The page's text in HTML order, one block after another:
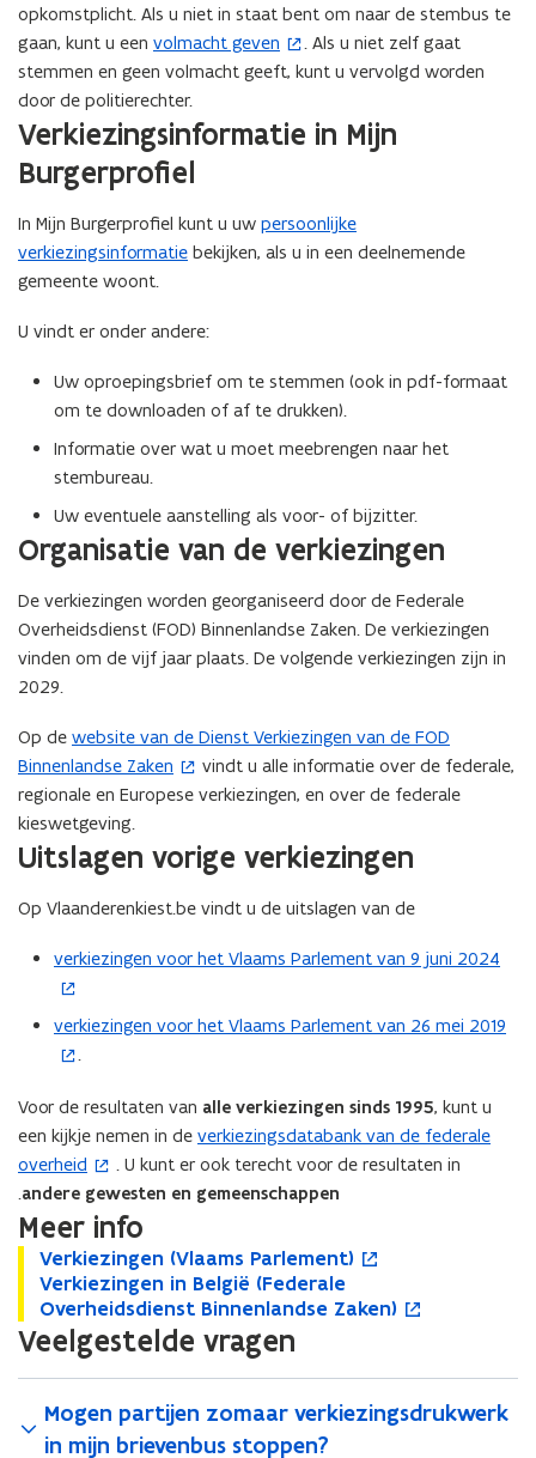
n
t
i
n
n
e
u
w
v
n
t
e
opkomstplicht. Als u niet in staat bent om naar de stembus te
gaan, kunt u een volmacht geven
(
o
p
e
n
t
i
n
n
e
w
v
e
e
)
. Als u niet zelf gaat
stemmen en geen volmacht geeft, kunt u vervolgd worden
door de politierechter.
Verkiezingsinformatie in Mijn
Burgerprofiel
In Mijn Burgerprofiel kunt u uw persoonlijke
verkiezingsinformatie bekijken, als u in een deelnemende
gemeente woont.
U vindt er onder andere:
Uw oproepingsbrief om te stemmen (ook in pdf-formaat
om te downloaden of af te drukken).
Informatie over wat u moet meebrengen naar het
stembureau.
Uw eventuele aanstelling als voor- of bijzitter.
Organisatie van de verkiezingen
De verkiezingen worden georganiseerd door de Federale
Overheidsdienst (FOD) Binnenlandse Zaken. De verkiezingen
vinden om de vijf jaar plaats. De volgende verkiezingen zijn in
2029.
Op de website van de Dienst Verkiezingen van de FOD
Binnenlandse Zaken
(
o
p
e
n
i
n
i
e
u
v
e
n
s
t
e
r
)
vindt u alle informatie over de federale,
regionale en Europese verkiezingen, en over de federale
kieswetgeving.
Uitslagen vorige verkiezingen
Op Vlaanderenkiest.be vindt u de uitslagen van de
verkiezingen voor het Vlaams Parlement van 9 juni 2024
(
o
p
e
t
i
n
n
i
u
w
v
s
t
verkiezingen voor het Vlaams Parlement van 26 mei 2019
(
o
e
n
t
i
n
n
i
e
u
e
.
Voor de resultaten van alle verkiezingen sinds 1995, kunt u
een kijkje nemen in de verkiezingsdatabank van de federale
overheid
(
o
p
n
t
n
e
u
. U kunt er ook terecht voor de resultaten in
.andere gewesten en gemeenschappen
Meer info
V
e
r
k
i
e
z
o
p
e
n
t
i
n
n
Verkiezingen (Vlaams Parlement)
V
e
r
k
i
e
z
V
e
r
k
i
e
z
o
p
e
n
t
n
Verkiezingen in België (Federale
Overheidsdienst Binnenlandse Zaken)
V
e
r
k
i
e
z
Veelgestelde vragen
Mogen partijen zomaar verkiezingsdrukwerk
in mijn brievenbus stoppen?